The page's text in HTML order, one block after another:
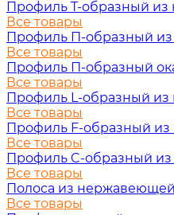
Профиль Т-образный
Все товары
Профиль П-образный
Все товары
Профиль П-образный
Все товары
Профиль L-образный
Все товары
Профиль F-образный
Все товары
Профиль C-образный
Все товары
Полоса из нержавеющей
Все товары